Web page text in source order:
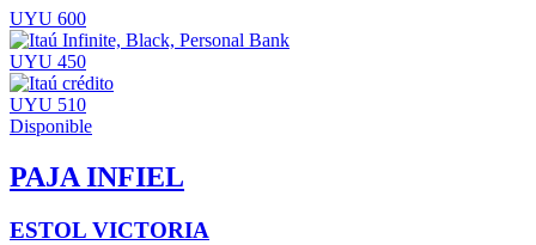
UYU 600
UYU 450
UYU 510
Disponible
PAJA INFIEL
ESTOL VICTORIA